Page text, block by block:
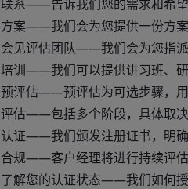
联系——告诉我们您的需求和希望
方案——我们会为您提供一份方案
会见评估团队——我们会为您指派
培训——我们可以提供讲习班、研
预评估——预评估为可选步骤，用
评估——包括多个阶段，具体取决
认证——我们颁发注册证书，明确
合规——客户经理将进行持续评估
了解您的认证状态——我们如何授